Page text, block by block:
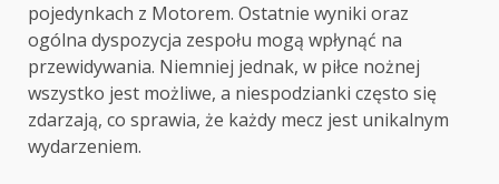
pojedynkach z Motorem. Ostatnie wyniki oraz
ogólna dyspozycja zespołu mogą wpłynąć na
przewidywania. Niemniej jednak, w piłce nożnej
wszystko jest możliwe, a niespodzianki często się
zdarzają, co sprawia, że każdy mecz jest unikalnym
wydarzeniem.